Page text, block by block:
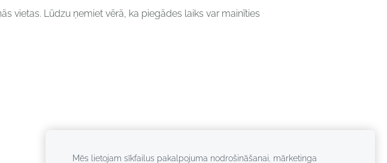
vietas. Lūdzu ņemiet vērā, ka piegādes laiks var mainīties
Mēs lietojam sīkfailus pakalpojuma nodrošināšanai, mārketinga